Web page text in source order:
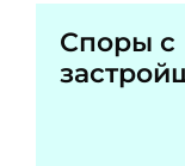
Споры с